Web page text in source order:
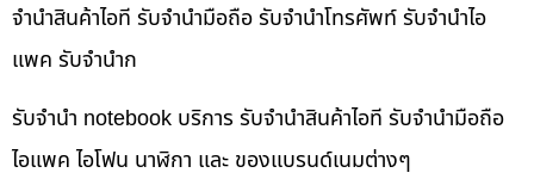
จำนำสินค้าไอที รับจำนำมือถือ รับจำนำโทรศัพท์ รับจำนำไอ
แพค รับจำนำก
รับจำนำ notebook บริการ รับจำนำสินค้าไอที รับจำนำมือถือ
ไอแพค ไอโฟน นาฬิกา และ ของแบรนด์เนมต่างๆ